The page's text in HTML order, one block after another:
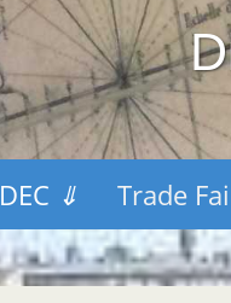
DEC ⇓ Trade